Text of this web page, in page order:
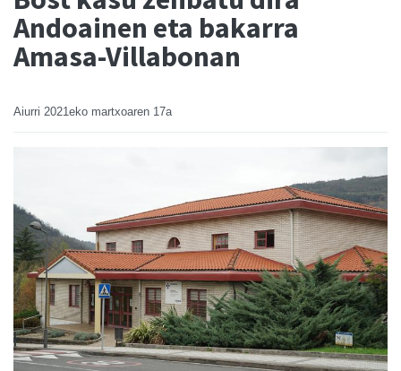
Andoainen eta bakarra
Amasa-Villabonan
Aiurri 2021eko martxoaren 17a